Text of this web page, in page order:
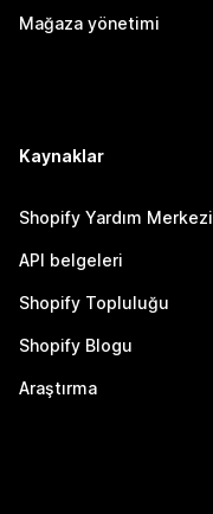
Mağaza yönetimi
Kaynaklar
Shopify Yardım Merkezi
API belgeleri
Shopify Topluluğu
Shopify Blogu
Araştırma